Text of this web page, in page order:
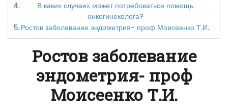
В каких случаях может потребоваться помощь
онкогинеколога?
Ростов заболевание эндометрия- проф Моисеенко Т.И.
Ростов заболевание
эндометрия- проф
Моисеенко Т.И.